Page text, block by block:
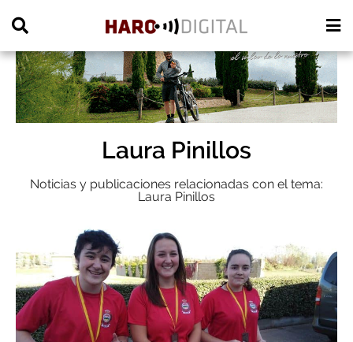
Laura Pinillos
Noticias y publicaciones relacionadas con el tema:
Laura Pinillos